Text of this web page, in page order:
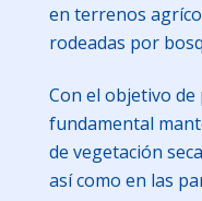
en terrenos
rodeadas por
Con el objetivo
fundamental
de vegetación
así como en las